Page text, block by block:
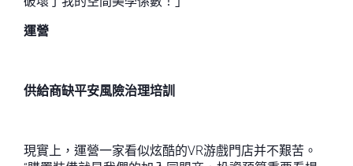
運營
供給商缺平安風險治理培訓
現實上，運營一家看似炫酷的VR游戲門店并不艱苦。